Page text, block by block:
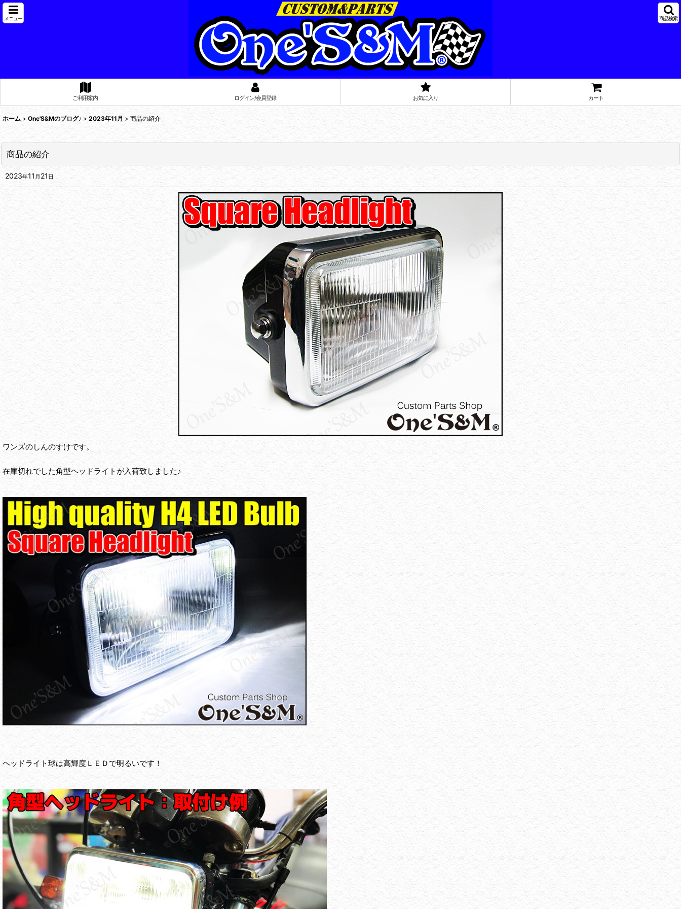
メニュー 商品検索
ご利用案内 ログイン/会員登録 お気に入り カート
ホーム > One'S&Mのブログ♪ > 2023年11月 > 商品の紹介
商品の紹介
2023年11 月 21 日
ワンズのしんのすけです。
在庫切れでした角型ヘッドライトが入荷致しました♪
ヘッドライト球は高輝度ＬＥＤで明るいです！